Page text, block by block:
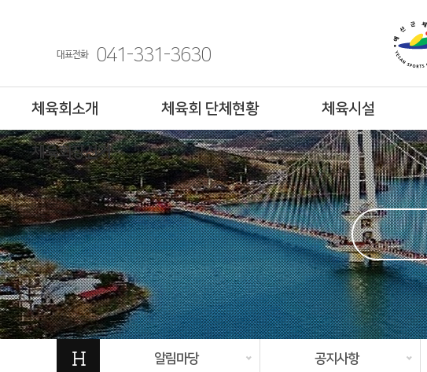
대표전화 041-331-3630
체육회소개 체육회 단체현황 체육시설
체육회장선거
H 알림마당 공지사항